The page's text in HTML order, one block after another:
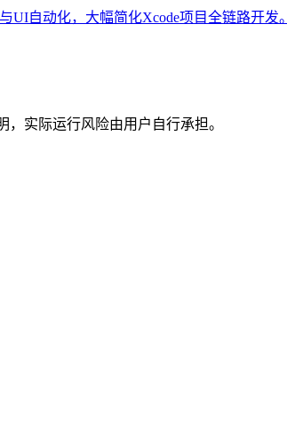
UI自动化，大幅简化Xcode项目全链路开发。
实际运行风险由用户自行承担。